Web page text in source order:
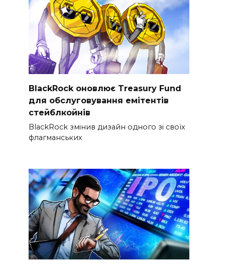
BlackRock оновлює Treasury Fund
для обслуговування емітентів
стейблкойнів
BlackRock змінив дизайн одного зі своїх
флагманських